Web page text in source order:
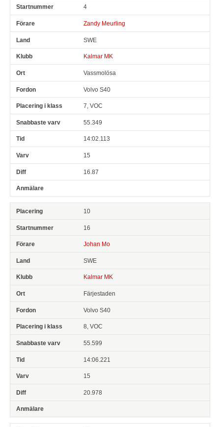
4
Zandy Meurling
SWE
Kalmar MK
Vassmolösa
Volvo S40
7, VOC
55.349
14:02.113
15
16.87
10
16
Johan Mo
SWE
Kalmar MK
Färjestaden
Volvo S40
8, VOC
55.599
14:06.221
15
20.978